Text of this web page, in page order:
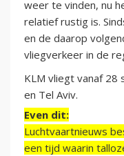
weer te vinden, nu
relatief rustig is.
en de daarop
vliegverkeer in de
KLM vliegt vanaf 28
en Tel Aviv.
Even dit:
Luchtvaartnieuws
een tijd waarin